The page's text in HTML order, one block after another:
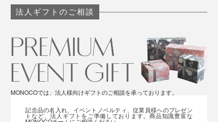
法人ギフトのご相談
MONOCOでは、法人様向けギフトのご相談を承っております。
記念品の名入れ、イベントノベルティ、従業員様へのプレゼン
トなど、法人ギフトをご準備しております。商品知識豊富な